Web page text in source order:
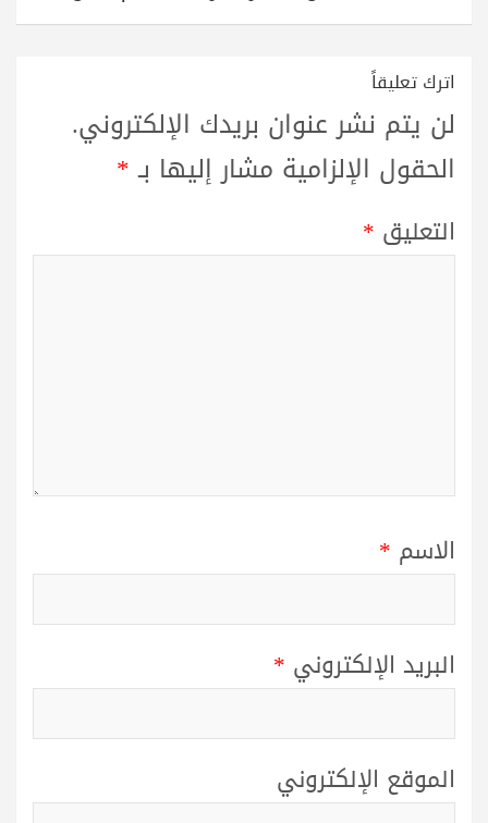
اترك تعليقاً
لن يتم نشر عنوان بريدك الإلكتروني.
الحقول الإلزامية مشار إليها بـ*
التعليق *
الاسم *
البريد الإلكتروني *
الموقع الإلكتروني